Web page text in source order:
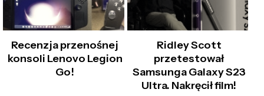
Recenzja przenośnej
konsoli Lenovo Legion
Go!
Ridley Scott
przetestował
Samsunga Galaxy S23
Ultra. Nakręcił film!